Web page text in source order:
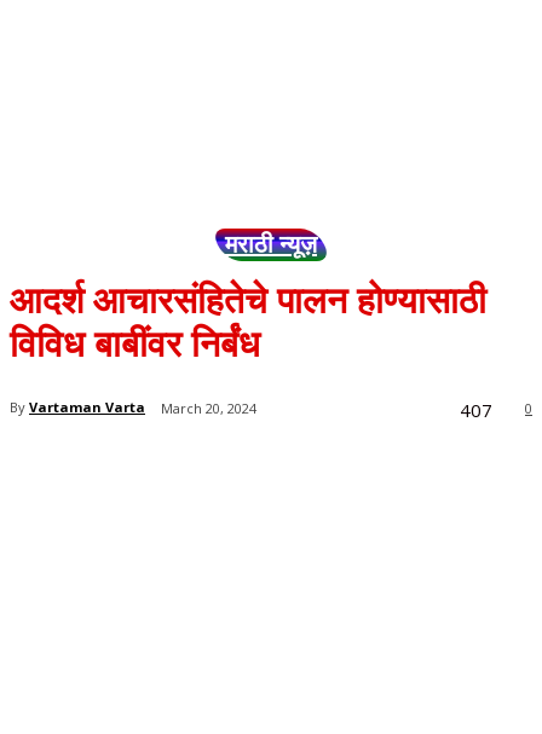
मराठी न्यूज़
आदर्श आचारसंहितेचे पालन होण्यासाठी
विविध बाबींवर निर्बंध
By Vartaman Varta March 20, 2024 0
407